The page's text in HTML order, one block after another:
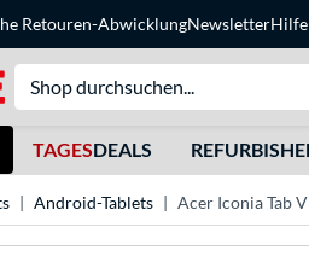
Retouren-AbwicklungNewsletterHilfe
TAGESDEALS
Android-Tablets Acer Iconia Tab